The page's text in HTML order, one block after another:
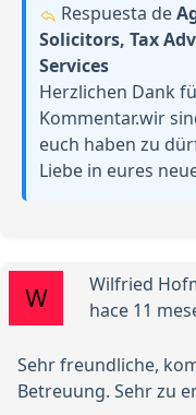
Respuesta de
Solicitors, Tax
Services
Herzlichen Dank
Kommentar.wir
euch haben zu
Liebe in eures
Wilfried
hace 11
Sehr freundliche,
Betreuung. Sehr zu